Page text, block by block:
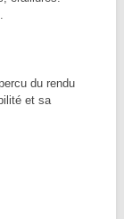
du rendu
et sa